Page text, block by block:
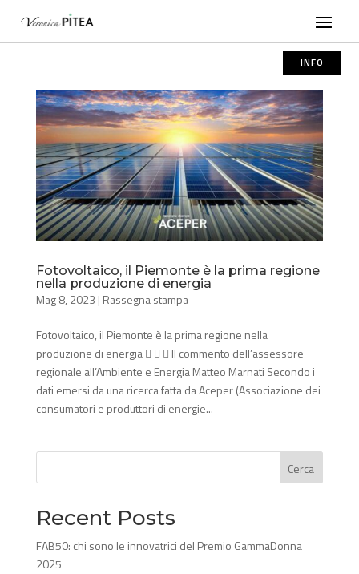
INFO
Fotovoltaico, il Piemonte è la prima regione
nella produzione di energia
Mag 8, 2023 | Rassegna stampa
Fotovoltaico, il Piemonte è la prima regione nella
produzione di energia    Il commento dell’assessore
regionale all’Ambiente e Energia Matteo Marnati Secondo i
dati emersi da una ricerca fatta da Aceper (Associazione dei
consumatori e produttori di energie...
Cerca
Recent Posts
FAB50: chi sono le innovatrici del Premio GammaDonna
2025